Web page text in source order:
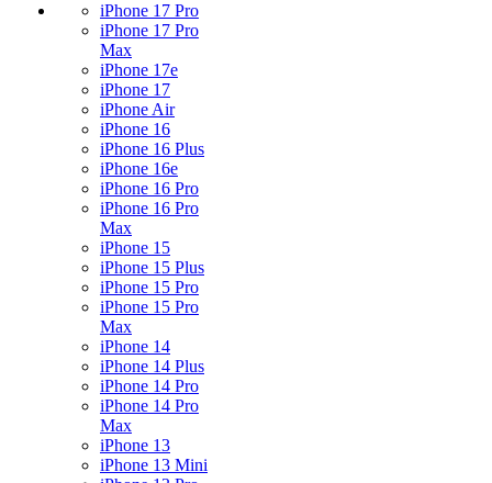
iPhone 17 Pro
iPhone 17 Pro
Max
iPhone 17e
iPhone 17
iPhone Air
iPhone 16
iPhone 16 Plus
iPhone 16e
iPhone 16 Pro
iPhone 16 Pro
Max
iPhone 15
iPhone 15 Plus
iPhone 15 Pro
iPhone 15 Pro
Max
iPhone 14
iPhone 14 Plus
iPhone 14 Pro
iPhone 14 Pro
Max
iPhone 13
iPhone 13 Mini